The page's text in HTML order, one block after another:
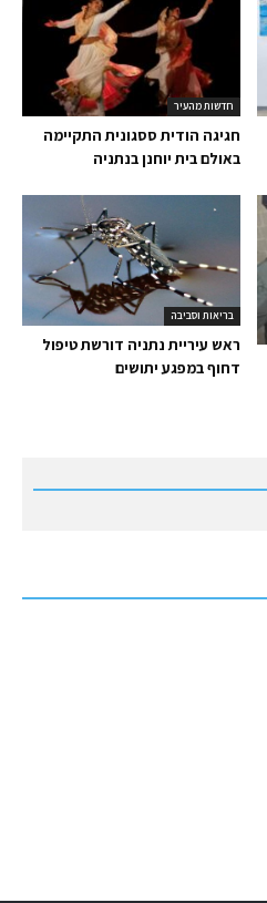
חדשות מהעיר
חגיגה הודית ססגונית התקיימה
באולם בית יוחנן בנתניה
בריאות וסביבה
ראש עיריית נתניה דורשת טיפול
דחוף במפגע יתושים